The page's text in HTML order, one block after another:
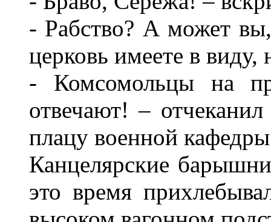
- Рабство? А может
церковь имеете в
- Комсомольцы на
отвечают! –
плацу военной
Канцелярские
это время